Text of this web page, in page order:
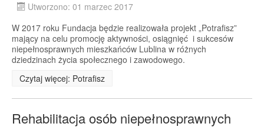
Utworzono: 01 marzec 2017
W 2017 roku Fundacja będzie realizowała projekt „Potrafisz”
mający na celu promocję aktywności, osiągnięć i sukcesów
niepełnosprawnych mieszkańców Lublina w różnych
dziedzinach życia społecznego i zawodowego.
Czytaj więcej: Potrafisz
Rehabilitacja osób niepełnosprawnych